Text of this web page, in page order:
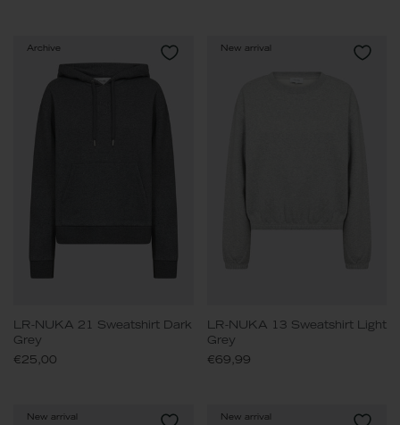
Archive
LR-NUKA 21 Sweatshirt Dark
Grey
€25,00
New arrival
LR-NUKA 13 Sweatshirt Light
Grey
€69,99
New arrival New arrival